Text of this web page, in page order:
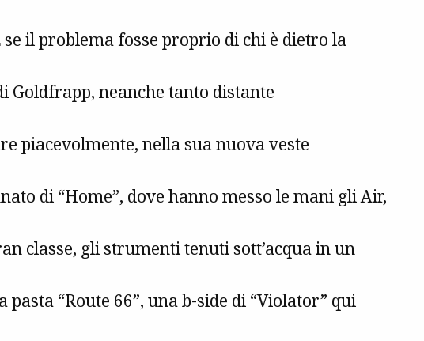
se il problema fosse proprio di chi è dietro la
Goldfrapp, neanche tanto distante
piacevolmente, nella sua nuova veste
di “Home”, dove hanno messo le mani gli Air,
classe, gli strumenti tenuti sott’acqua in un
“Route 66”, una b-side di “Violator” qui